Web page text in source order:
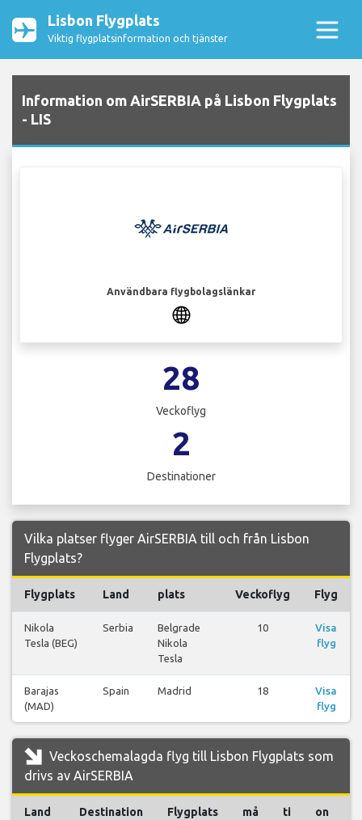
Lisbon Flygplats
Viktig flygplatsinformation och tjänster
Information om AirSERBIA på Lisbon Flygplats
- LIS
Användbara flygbolagslänkar
28
Veckoflyg
2
Destinationer
Vilka platser flyger AirSERBIA till och från Lisbon
Flygplats?
Flygplats Land plats Veckoflyg Flyg
Nikola
Tesla (BEG)
Serbia
Belgrade
Nikola
Tesla
10
Visa
flyg
Barajas
(MAD)
Spain Madrid 18
Visa
flyg
Veckoschemalagda flyg till Lisbon Flygplats som
drivs av AirSERBIA
Land Destination Flygplats må ti on